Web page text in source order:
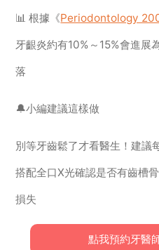
📊 根據《Periodontology
牙齦炎約有10%～15%會進展
落
🔔小編建議這樣做
別等牙齒鬆了才看醫生！建議
搭配全口X光確認是否有齒槽
損失
點我預約牙醫